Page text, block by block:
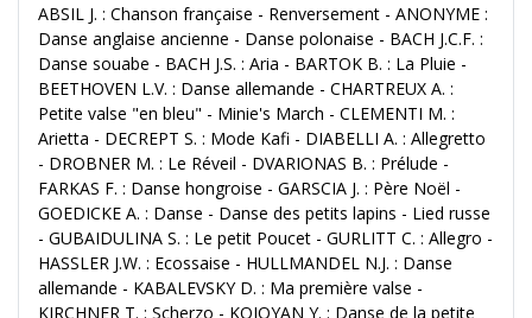
ABSIL J. : Chanson française - Renversement - ANONYME :
Danse anglaise ancienne - Danse polonaise - BACH J.C.F. :
Danse souabe - BACH J.S. : Aria - BARTOK B. : La Pluie -
BEETHOVEN L.V. : Danse allemande - CHARTREUX A. :
Petite valse "en bleu" - Minie's March - CLEMENTI M. :
Arietta - DECREPT S. : Mode Kafi - DIABELLI A. : Allegretto
- DROBNER M. : Le Réveil - DVARIONAS B. : Prélude -
FARKAS F. : Danse hongroise - GARSCIA J. : Père Noël -
GOEDICKE A. : Danse - Danse des petits lapins - Lied russe
- GUBAIDULINA S. : Le petit Poucet - GURLITT C. : Allegro -
HASSLER J.W. : Ecossaise - HULLMANDEL N.J. : Danse
allemande - KABALEVSKY D. : Ma première valse -
KIRCHNER T. : Scherzo - KOJOYAN Y. : Danse de la petite